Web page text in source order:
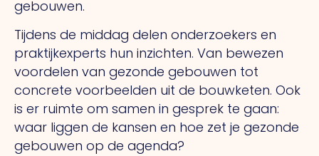
gebouwen.
Tijdens de middag delen onderzoekers en
praktijkexperts hun inzichten. Van bewezen
voordelen van gezonde gebouwen tot
concrete voorbeelden uit de bouwketen. Ook
is er ruimte om samen in gesprek te gaan:
waar liggen de kansen en hoe zet je gezonde
gebouwen op de agenda?